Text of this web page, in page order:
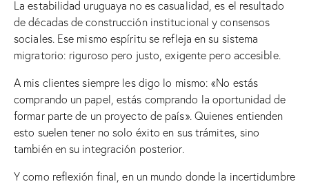
La estabilidad uruguaya no es casualidad, es el resultado
de décadas de construcción institucional y consensos
sociales. Ese mismo espíritu se refleja en su sistema
migratorio: riguroso pero justo, exigente pero accesible.
A mis clientes siempre les digo lo mismo: «No estás
comprando un papel, estás comprando la oportunidad de
formar parte de un proyecto de país». Quienes entienden
esto suelen tener no solo éxito en sus trámites, sino
también en su integración posterior.
Y como reflexión final, en un mundo donde la incertidumbre